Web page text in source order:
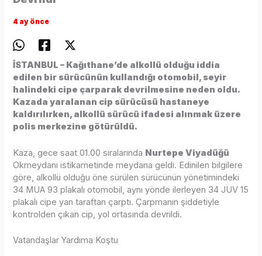
4 ay önce
İSTANBUL – Kağıthane’de alkollü olduğu iddia
edilen bir sürücünün kullandığı otomobil, seyir
halindeki cipe çarparak devrilmesine neden oldu.
Kazada yaralanan cip sürücüsü hastaneye
kaldırılırken, alkollü sürücü ifadesi alınmak üzere
polis merkezine götürüldü.
Kaza, gece saat 01.00 sıralarında Nurtepe Viyadüğü
Okmeydanı istikametinde meydana geldi. Edinilen bilgilere
göre, alkollü olduğu öne sürülen sürücünün yönetimindeki
34 MUA 93 plakalı otomobil, aynı yönde ilerleyen 34 JUV 15
plakalı cipe yan taraftan çarptı. Çarpmanın şiddetiyle
kontrolden çıkan cip, yol ortasında devrildi.
Vatandaşlar Yardıma Koştu